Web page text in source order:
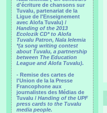
d'écriture de chansons sur
Tuvalu, partenariat de la
Ligue de l'Enseignement
avec Alofa Tuvalu) /
Handing of the 2013
Ecolozik CD* to Alofa
Tuvalu Patron, Nala Ielemia
*(a song writing contest
about Tuvalu, a partnership
between The Education
League and Alofa Tuvalu).
- Remise des cartes de
l'Union de la la Presse
Francophone aux
journalistes des Médias de
Tuvalu / Handing of the UPF
press cards to the Tuvalu
media people.